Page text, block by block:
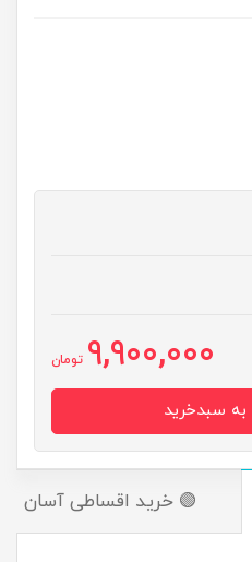
9,900,000 تومان
🟢 خرید اقساطی آسان